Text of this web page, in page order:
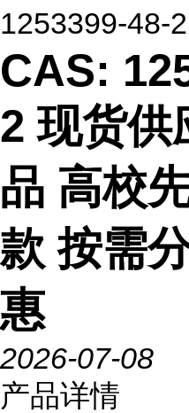
1253399-48-
CAS:
2 现货供
品 高校
款 按需
惠
2026-07-08
产品详情